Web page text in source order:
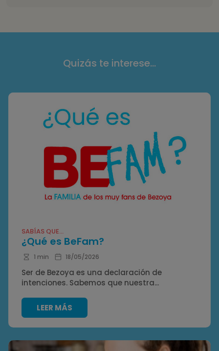
Quizás te interese...
SABÍAS QUE...
¿Qué es BeFam?
1 min 18/05/2026
Ser de Bezoya es una declaración de
intenciones. Sabemos que nuestra...
LEER MÁS